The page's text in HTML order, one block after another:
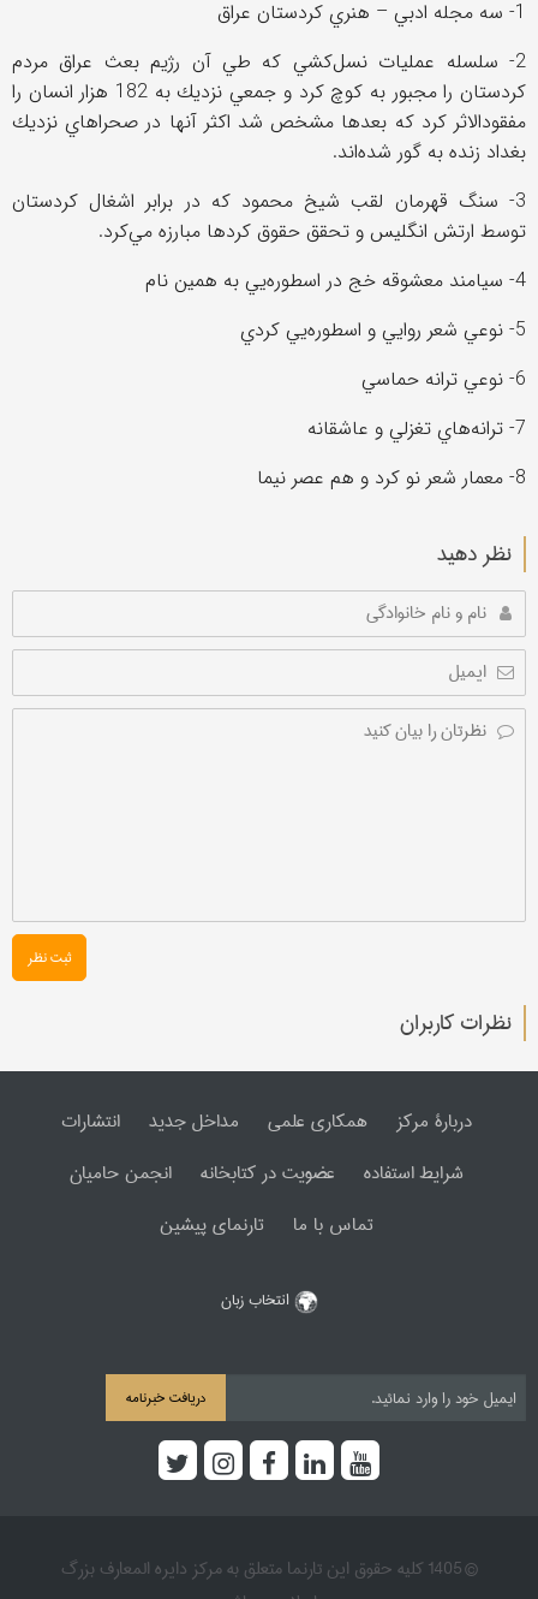
1- سه مجله ادبي – هنري كردستان عراق
2- سلسله عمليات نسل‌كشي كه طي آن رژيم بعث عراق مردم
كردستان را مجبور به كوچ كرد و جمعي نزديك به 182 هزار انسان را
مفقودالاثر كرد كه بعدها مشخص شد اكثر آنها در صحراهاي نزديك
بغداد زنده به گور شده‌اند.
3- سنگ قهرمان لقب شيخ محمود كه در برابر اشغال كردستان
توسط ارتش انگليس و تحقق حقوق كردها مبارزه مي‌كرد.
4- سيامند معشوقه خج در اسطوره‌يي به همين نام
5- نوعي شعر روايي و اسطوره‌يي كردي
6- نوعي ترانه حماسي
7- ترانه‌هاي تغزلي و عاشقانه
8- معمار شعر نو كرد و هم عصر نيما
نظر دهید
ثبت نظر
نظرات کاربران
دربارۀ مرکز همکاری علمی مداخل جدید
انتشارات
شرایط استفاده
عضویت در کتابخانه
انجمن حامیان
تماس با ما
تارنمای پیشین
انتخاب زبان
دریافت خبرنامه
© 1405 کلیه حقوق این تارنما متعلق به مرکز دایره المعارف بزرگ